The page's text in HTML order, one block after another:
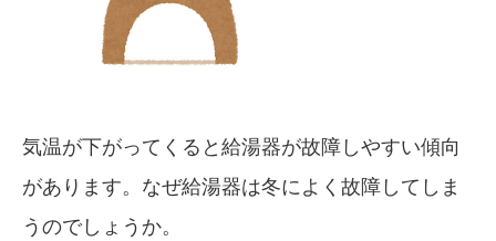
気温が下がってくると給湯器が故障しやすい傾向
があります。なぜ給湯器は冬によく故障してしま
うのでしょうか。